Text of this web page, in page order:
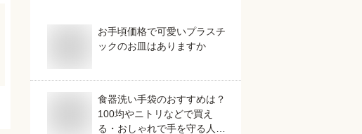
お手頃価格で可愛いプラスチ
ックのお皿はありますか
食器洗い手袋のおすすめは？
100均やニトリなどで買え
る・おしゃれで手を守る人気